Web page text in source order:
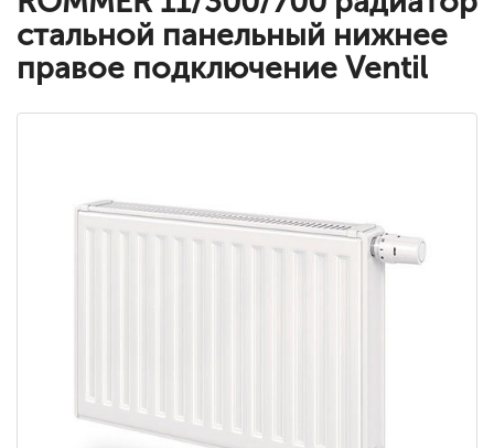
стальной панельный нижнее
правое подключение Ventil